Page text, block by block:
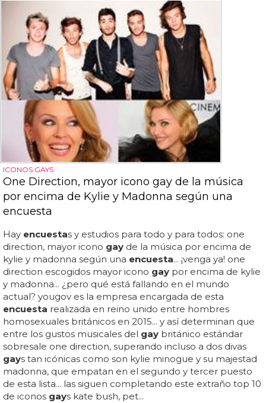
ICONOS GAYS
One Direction, mayor icono gay de la música
por encima de Kylie y Madonna según una
encuesta
Hay encuestas y estudios para todo y para todos: one
direction, mayor icono gay de la música por encima de
kylie y madonna según una encuesta... ¡venga ya! one
direction escogidos mayor icono gay por encima de kylie
y madonna... ¿pero qué está fallando en el mundo
actual? yougov es la empresa encargada de esta
encuesta realizada en reino unido entre hombres
homosexuales británicos en 2015... y así determinan que
entre los gustos musicales del gay británico estándar
sobresale one direction, superando incluso a dos divas
gays tan icónicas como son kylie minogue y su majestad
madonna, que empatan en el segundo y tercer puesto
de esta lista... las siguen completando este extraño top 10
de iconos gays kate bush, pet...